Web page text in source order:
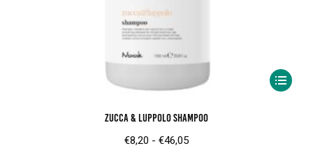
Dit
Zucca & Luppolo Shampoo
€8,20 - €46,05Prijsklasse: